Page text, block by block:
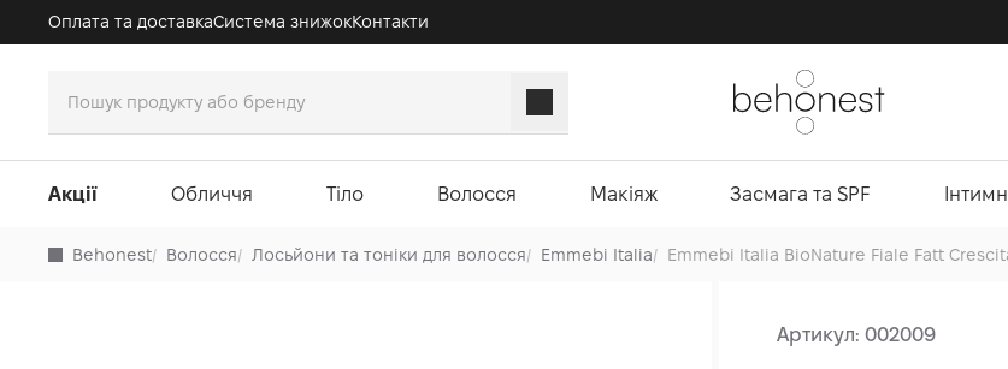
Оплата та доставкаСистема знижокКонтакти
Акції Обличчя Тіло Волосся Макіяж Засмага та SPF
Behonest/ Волосся/ Лосьйони та тоніки для волосся/ Emmebi Italia/ Emmebi Italia BioNature Fiale Fatt
Артикул:002009